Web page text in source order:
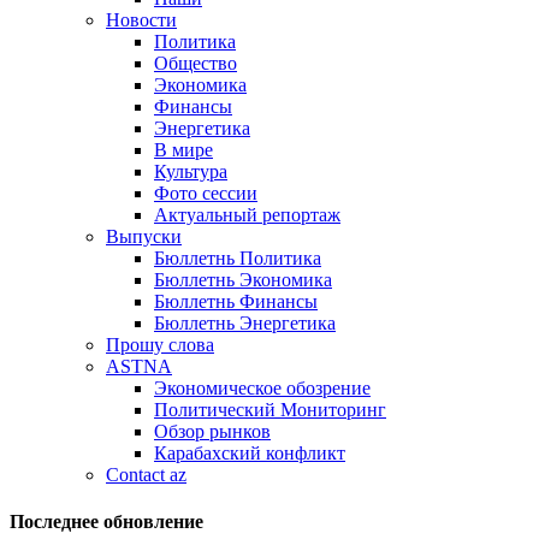
Новости
Политика
Общество
Экономика
Финансы
Энергетика
В мире
Культура
Фото сессии
Актуальный репортаж
Выпуски
Бюллетнь Политика
Бюллетнь Экономика
Бюллетнь Финансы
Бюллетнь Энергетика
Прошу слова
ASTNA
Экономическое обозрение
Политический Мониторинг
Обзор рынков
Карабахский конфликт
Contact az
Последнее обновление